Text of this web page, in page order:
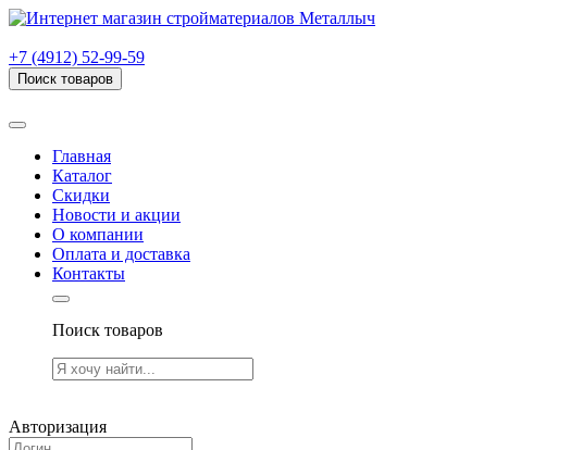
+7 (4912) 52-99-59
Поиск товаров
Главная
Каталог
Скидки
Новости и акции
О компании
Оплата и доставка
Контакты
Поиск товаров
Авторизация